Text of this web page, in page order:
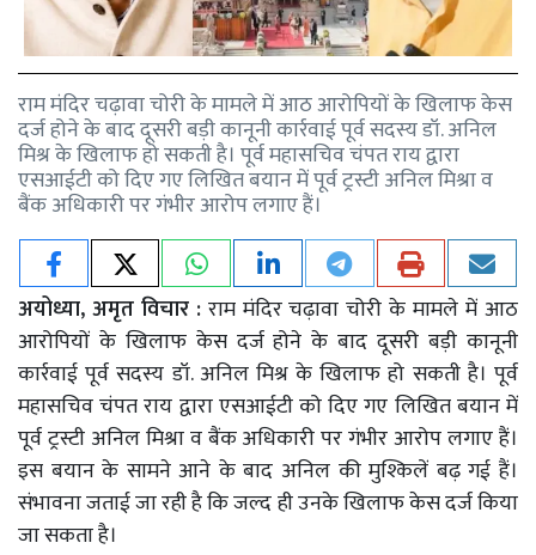
राम मंदिर चढ़ावा चोरी के मामले में आठ आरोपियों के खिलाफ केस
दर्ज होने के बाद दूसरी बड़ी कानूनी कार्रवाई पूर्व सदस्य डॉ. अनिल
मिश्र के खिलाफ हो सकती है। पूर्व महासचिव चंपत राय द्वारा
एसआईटी को दिए गए लिखित बयान में पूर्व ट्रस्टी अनिल मिश्रा व
बैंक अधिकारी पर गंभीर आरोप लगाए हैं।
अयोध्या, अमृत विचार : राम मंदिर चढ़ावा चोरी के मामले में आठ
आरोपियों के खिलाफ केस दर्ज होने के बाद दूसरी बड़ी कानूनी
कार्रवाई पूर्व सदस्य डॉ. अनिल मिश्र के खिलाफ हो सकती है। पूर्व
महासचिव चंपत राय द्वारा एसआईटी को दिए गए लिखित बयान में
पूर्व ट्रस्टी अनिल मिश्रा व बैंक अधिकारी पर गंभीर आरोप लगाए हैं।
इस बयान के सामने आने के बाद अनिल की मुश्किलें बढ़ गई हैं।
संभावना जताई जा रही है कि जल्द ही उनके खिलाफ केस दर्ज किया
जा सकता है।